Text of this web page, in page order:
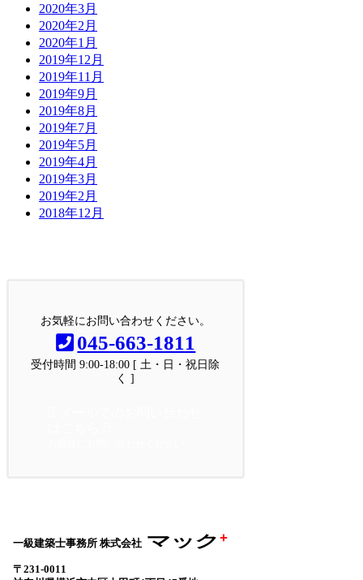
2020年3月
2020年2月
2020年1月
2019年12月
2019年11月
2019年9月
2019年8月
2019年7月
2019年5月
2019年4月
2019年3月
2019年2月
2018年12月
お気軽にお問い合わせください。
045-663-1811
受付時間 9:00-18:00 [ 土・日・祝日除
く ]
一級建築士事務所 株式会社 マック +
〒231-0011